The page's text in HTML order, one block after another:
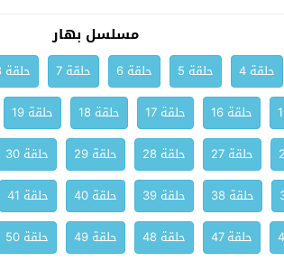
مسلسل بهار
حلقة 4 حلقة 5 حلقة 6 حلقة 7 حلقة 8
حلقة 16 حلقة 17 حلقة 18 حلقة 19
حلقة 27 حلقة 28 حلقة 29 حلقة 30
حلقة 38 حلقة 39 حلقة 40 حلقة 41
حلقة 47 حلقة 48 حلقة 49 حلقة 50